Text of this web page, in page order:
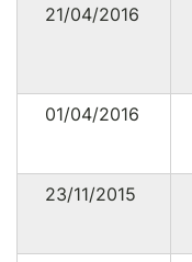
21/04/2016
01/04/2016
23/11/2015